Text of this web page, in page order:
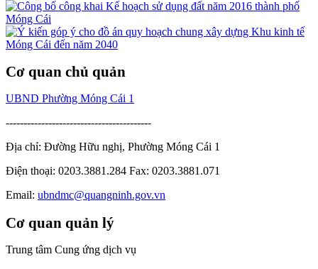
Cơ quan chủ quản
UBND Phường Móng Cái 1
-----------------------------------------
Địa chỉ: Đường Hữu nghị, Phường Móng Cái 1
Điện thoại: 0203.3881.284 Fax: 0203.3881.071
Email: ubndmc@quangninh.gov.vn
Cơ quan quản lý
Trung tâm Cung ứng dịch vụ